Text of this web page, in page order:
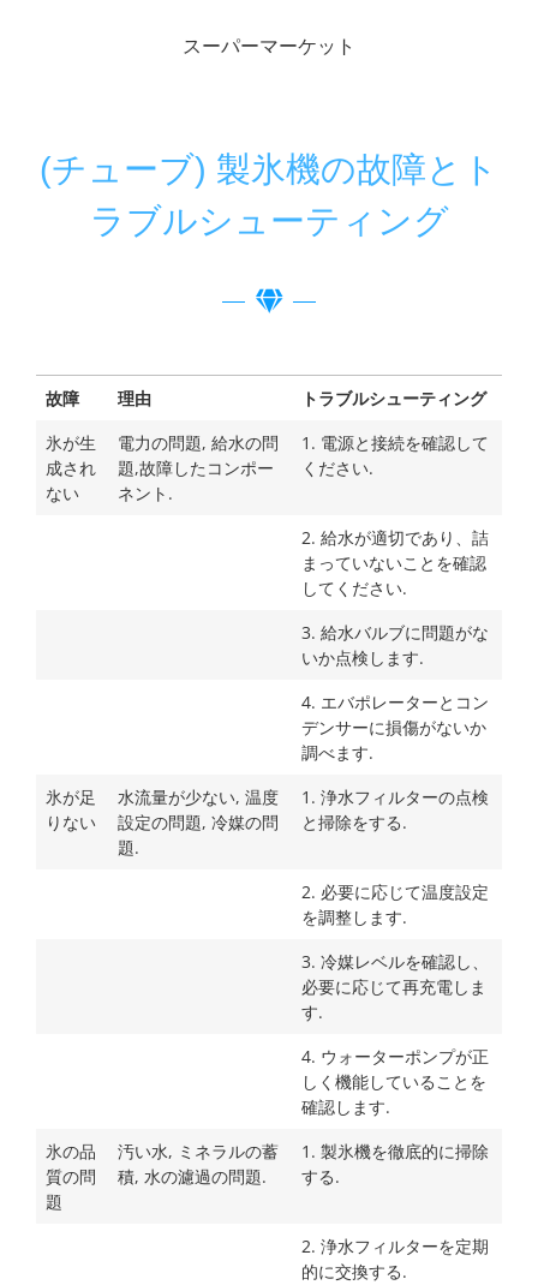
スーパーマーケット
(チューブ) 製氷機の故障とト
ラブルシューティング
故障 理由
トラブルシューティング
氷が生
成され
ない
電力の問題, 給水の問
題,故障したコンポー
ネント.
1. 電源と接続を確認して
ください.
2. 給水が適切であり、詰
まっていないことを確認
してください.
3. 給水バルブに問題がな
いか点検します.
4. エバポレーターとコン
デンサーに損傷がないか
調べます.
氷が足
りない
水流量が少ない, 温度
設定の問題, 冷媒の問
題.
1. 浄水フィルターの点検
と掃除をする.
2. 必要に応じて温度設定
を調整します.
3. 冷媒レベルを確認し、
必要に応じて再充電しま
す.
4. ウォーターポンプが正
しく機能していることを
確認します.
氷の品
質の問
題
汚い水, ミネラルの蓄
積, 水の濾過の問題.
1. 製氷機を徹底的に掃除
する.
2. 浄水フィルターを定期
的に交換する.